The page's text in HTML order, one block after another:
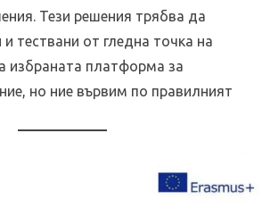
Тези решения трябва да
тествани от гледна точка на
избраната платформа за
но ние вървим по правилният